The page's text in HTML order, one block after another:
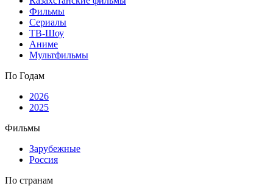
Фильмы
Сериалы
ТВ-Шоу
Аниме
Мультфильмы
По Годам
2026
2025
Фильмы
Зарубежные
Россия
По странам